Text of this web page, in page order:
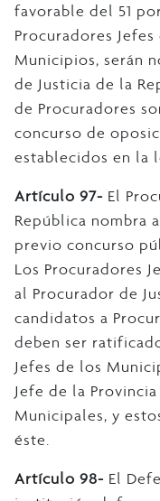
favorable del 51
Procuradores
Municipios, serán
de Justicia de la
de Procuradores
concurso de
establecidos en la
Artículo 97- El
República nombra
previo concurso
Los Procuradores
al Procurador de
candidatos a
deben ser
Jefes de los
Jefe de la
Municipales, y
éste.
Artículo 98- El